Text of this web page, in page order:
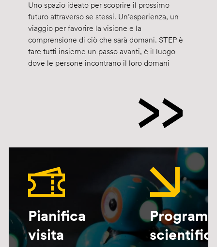
Uno spazio ideato per scoprire il prossimo
futuro attraverso se stessi. Un’esperienza, un
viaggio per favorire la visione e la
comprensione di ciò che sarà domani. STEP è
fare tutti insieme un passo avanti, è il luogo
dove le persone incontrano il loro domani
Pianifica
visita